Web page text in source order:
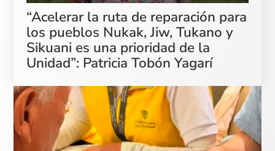
“Acelerar la ruta de reparación para
los pueblos Nukak, Jiw, Tukano y
Sikuani es una prioridad de la
Unidad”: Patricia Tobón Yagarí